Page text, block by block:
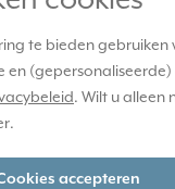
te bieden gebruiken
en
. Wilt u alleen
.
accepteren
+
-
alpine wit